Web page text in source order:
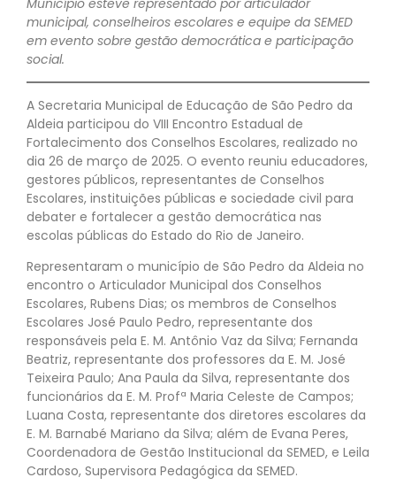
municipal, conselheiros escolares e equipe da SEMED
em evento sobre gestão democrática e participação
social.
A Secretaria Municipal de Educação de São Pedro da
Aldeia participou do VIII Encontro Estadual de
Fortalecimento dos Conselhos Escolares, realizado no
dia 26 de março de 2025. O evento reuniu educadores,
gestores públicos, representantes de Conselhos
Escolares, instituições públicas e sociedade civil para
debater e fortalecer a gestão democrática nas
escolas públicas do Estado do Rio de Janeiro.
Representaram o município de São Pedro da Aldeia no
encontro o Articulador Municipal dos Conselhos
Escolares, Rubens Dias; os membros de Conselhos
Escolares José Paulo Pedro, representante dos
responsáveis pela E. M. Antônio Vaz da Silva; Fernanda
Beatriz, representante dos professores da E. M. José
Teixeira Paulo; Ana Paula da Silva, representante dos
funcionários da E. M. Profª Maria Celeste de Campos;
Luana Costa, representante dos diretores escolares da
E. M. Barnabé Mariano da Silva; além de Evana Peres,
Coordenadora de Gestão Institucional da SEMED, e Leila
Cardoso, Supervisora Pedagógica da SEMED.